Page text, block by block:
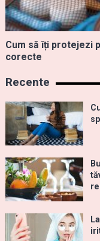
Cum să îți protejezi
corecte
Recente